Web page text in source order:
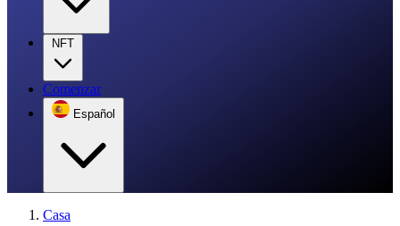
NFT
Comenzar
Español
Casa